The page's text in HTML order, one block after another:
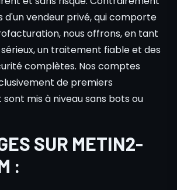
d'un vendeur privé, qui comporte
nous offrons, en tant
un traitement fiable et des
complètes. Nos comptes
de premiers
mis à niveau sans bots ou
SUR METIN2-
: